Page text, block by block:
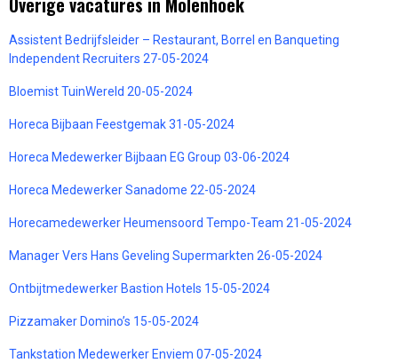
Assistent Bedrijfsleider – Restaurant, Borrel en Banqueting
Independent Recruiters 27-05-2024
Bloemist TuinWereld 20-05-2024
Horeca Bijbaan Feestgemak 31-05-2024
Horeca Medewerker Bijbaan EG Group 03-06-2024
Horeca Medewerker Sanadome 22-05-2024
Horecamedewerker Heumensoord Tempo-Team 21-05-2024
Manager Vers Hans Geveling Supermarkten 26-05-2024
Ontbijtmedewerker Bastion Hotels 15-05-2024
Pizzamaker Domino’s 15-05-2024
Tankstation Medewerker Enviem 07-05-2024